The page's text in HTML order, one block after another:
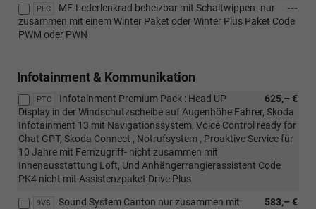
PLC ---
MF-Lederlenkrad beheizbar mit Schaltwippen- nur
zusammen mit einem Winter Paket oder Winter Plus Paket Code
PWM oder PWN
Infotainment & Kommunikation
PTC 625,– €
Infotainment Premium Pack : Head UP
Display in der Windschutzscheibe auf Augenhöhe Fahrer, Skoda
Infotainment 13 mit Navigationssystem, Voice Control ready for
Chat GPT, Skoda Connect , Notrufsystem , Proaktive Service für
10 Jahre mit Fernzugriff- nicht zusammen mit
Innenausstattung Loft, Und Anhängerrangierassistent Code
PK4 nicht mit Assistenzpaket Drive Plus
9VS 583,– €
Sound System Canton nur zusammen mit